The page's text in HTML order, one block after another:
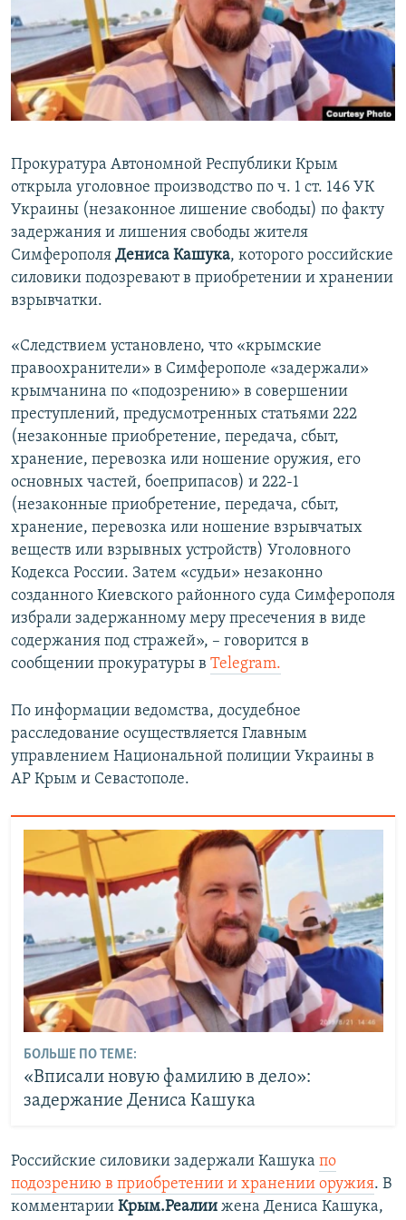
ПОБЕДИТЕЛЕЙ НЕ СУДЯТ?
КРЫМ.НЕПОКОРЕННЫЙ
ELIFBE
УКРАИНСКАЯ ПРОБЛЕМА КРЫМА
ПРИСОЕДИНЯЙТЕСЬ!
Прокуратура Автономной Республики Крым
открыла уголовное производство по ч. 1 ст. 146 УК
Украины (незаконное лишение свободы) по факту
задержания и лишения свободы жителя
Симферополя Дениса Кашука, которого российские
силовики подозревают в приобретении и хранении
взрывчатки.
«Следствием установлено, что «крымские
правоохранители» в Симферополе «задержали»
крымчанина по «подозрению» в совершении
преступлений, предусмотренных статьями 222
(незаконные приобретение, передача, сбыт,
хранение, перевозка или ношение оружия, его
основных частей, боеприпасов) и 222-1
(незаконные приобретение, передача, сбыт,
хранение, перевозка или ношение взрывчатых
веществ или взрывных устройств) Уголовного
Кодекса России. Затем «судьи» незаконно
созданного Киевского районного суда Симферополя
избрали задержанному меру пресечения в виде
содержания под стражей», – говорится в
сообщении прокуратуры в Telegram.
По информации ведомства, досудебное
расследование осуществляется Главным
управлением Национальной полиции Украины в
АР Крым и Севастополе.
БОЛЬШЕ ПО ТЕМЕ:
«Вписали новую фамилию в дело»:
задержание Дениса Кашука
Российские силовики задержали Кашука по
подозрению в приобретении и хранении оружия. В
комментарии Крым.Реалии жена Дениса Кашука,